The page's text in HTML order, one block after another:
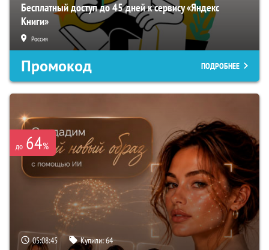
Бесплатный доступ до 45 дней к сервису «Яндекс
Книги»
Россия
Промокод ПОДРОБНЕЕ
до 64%
05:08:44 Купили:64